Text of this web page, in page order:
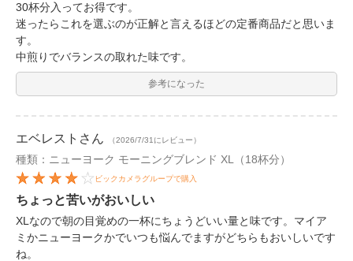
30杯分入ってお得です。
迷ったらこれを選ぶのが正解と言えるほどの定番商品だと思いま
す。
中煎りでバランスの取れた味です。
参考になった
エベレスト さん （2026/7/31にレビュー）
種類：ニューヨーク モーニングブレンド XL（18杯分）
ビックカメラグループで購入
ちょっと苦いがおいしい
XLなので朝の目覚めの一杯にちょうどいい量と味です。マイア
ミかニューヨークかでいつも悩んでますがどちらもおいしいです
ね。